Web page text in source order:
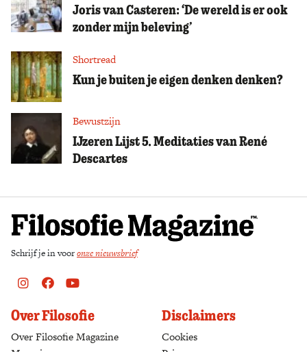
Joris van Casteren: ‘De wereld is er ook
zonder mijn beleving’
Shortread
Kun je buiten je eigen denken denken?
Bewustzijn
IJzeren Lijst 5. Meditaties van René
Descartes
Schrijf je in vooronze nieuwsbrief
Instagram
FacebookYoutube
Over Filosofie
Over Filosofie Magazine
Disclaimers
Cookies